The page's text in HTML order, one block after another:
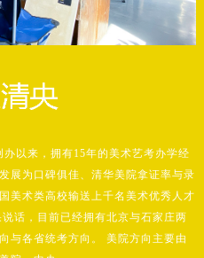
以来，拥有15年的美术艺考办学经
展为口碑俱佳、清华美院拿证率与录
美术类高校输送上千名美术优秀人才
话，目前已经拥有北京与石家庄两
与各省统考方向。 美院方向主要由